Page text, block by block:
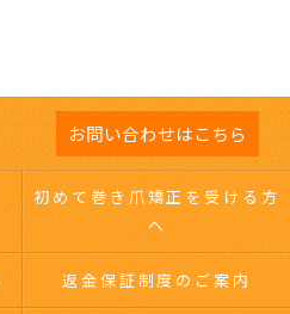
お問い合わせはこちら
初めて巻き爪矯正を受ける方
へ
返金保証制度のご案内